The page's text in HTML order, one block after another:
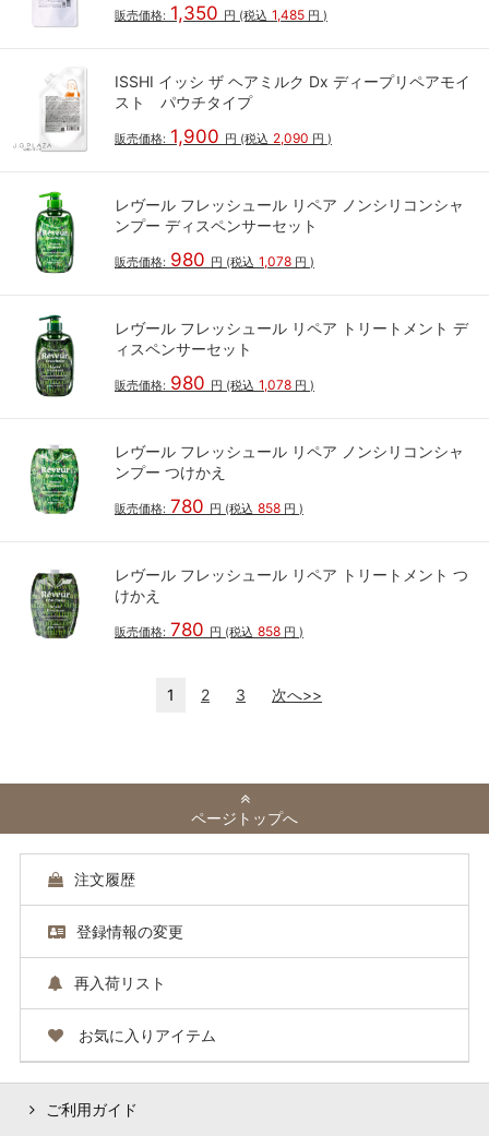
販売価格: 1,350 円 (税込 1,485 円 )
ISSHI イッシ ザ ヘアミルク Dx ディープリペアモイ
スト パウチタイプ
販売価格: 1,900 円 (税込 2,090 円 )
レヴール フレッシュール リペア ノンシリコンシャ
ンプー ディスペンサーセット
販売価格: 980 円 (税込 1,078 円 )
レヴール フレッシュール リペア トリートメント デ
ィスペンサーセット
販売価格: 980 円 (税込 1,078 円 )
レヴール フレッシュール リペア ノンシリコンシャ
ンプー つけかえ
販売価格: 780 円 (税込 858 円 )
レヴール フレッシュール リペア トリートメント つ
けかえ
販売価格: 780 円 (税込 858 円 )
1 2 3 次へ>>
ページトップへ
注文履歴
登録情報の変更
再入荷リスト
お気に入りアイテム
ご利用ガイド